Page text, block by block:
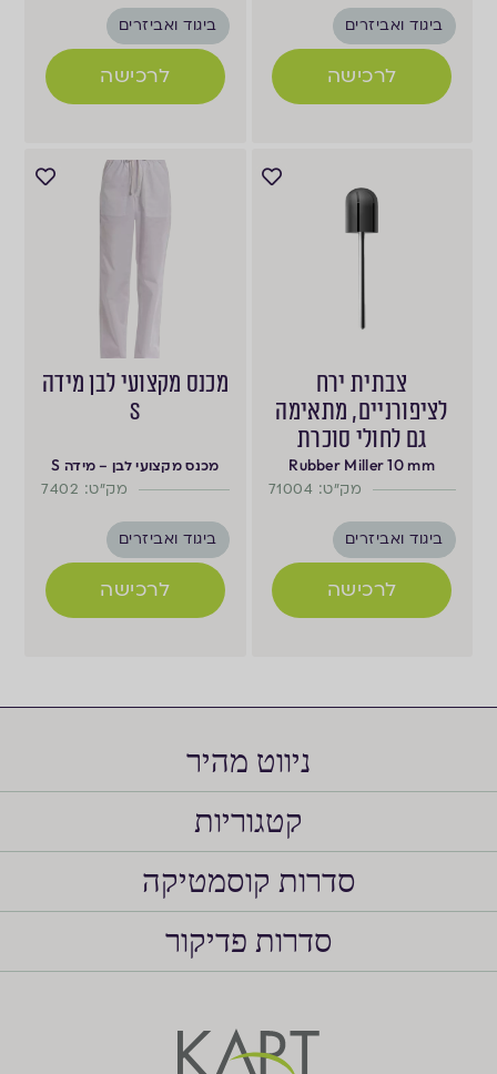
ביגוד ואביזרים
לרכישה
ביגוד ואביזרים
לרכישה
צבתית ירח
לציפורניים, מתאימה
גם לחולי סוכרת
Rubber Miller 10 mm
מק"ט: 71004
ביגוד ואביזרים
לרכישה
מכנס מקצועי לבן מידה
S
מכנס מקצועי לבן – מידה S
מק"ט: 7402
ביגוד ואביזרים
לרכישה
ניווט מהיר
קטגוריות
סדרות קוסמטיקה
סדרות פדיקור